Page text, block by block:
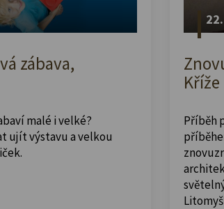
zábava,
malé i velké?
ujít výstavu a velkou
Kříže
Příběh